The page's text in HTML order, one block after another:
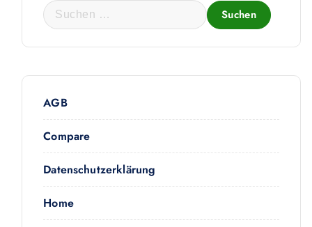
S
u
c
n
n
a
h
:
AGB
Compare
Datenschutzerklärung
Home